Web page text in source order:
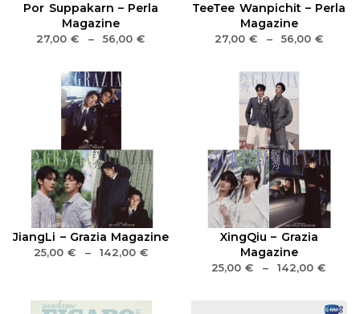
Por Suppakarn – Perla
Magazine
27,00€ – 56,00€
TeeTee Wanpichit – Perla
Magazine
27,00 € – 56,00 €
JiangLi – Grazia Magazine
25,00 € – 142,00 €
XingQiu – Grazia
Magazine
25,00€ – 142,00€